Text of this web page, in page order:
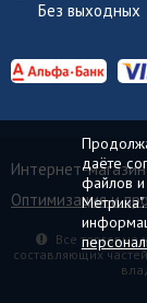
Без выходных
Интернет-
Оптимизация и
Все торговые
составляющих
даёте
файлов и